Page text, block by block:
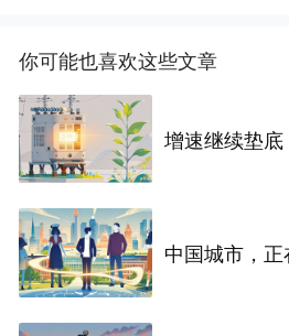
你可能也喜欢这些文章
增速继续垫底
中国城市，